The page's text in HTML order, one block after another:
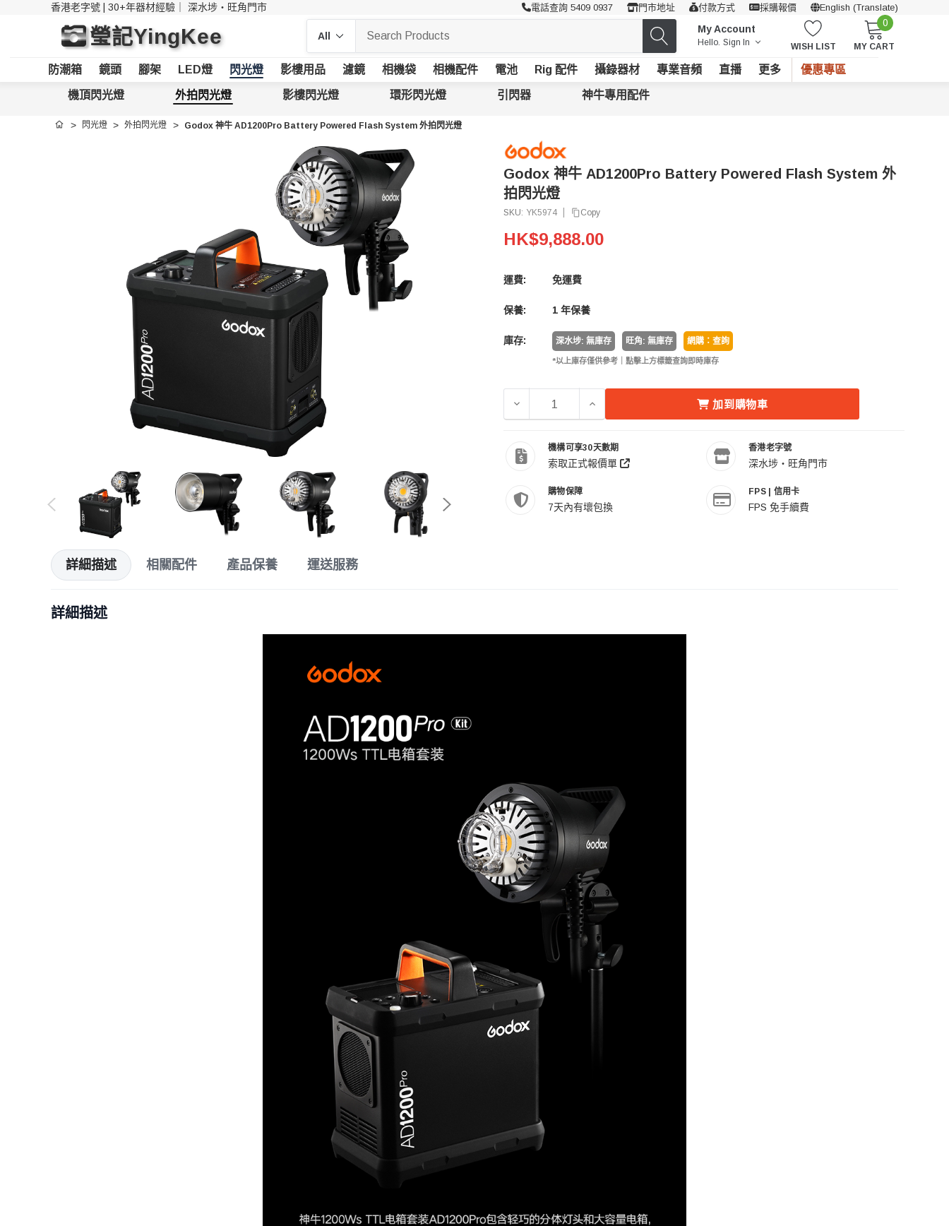
香港老字號 | 30+年器材經驗｜ 深水埗・旺角門市 電話查詢 5409 0937 門市地址 付款方式 採購報價 English (Translate)
瑩記YingKee My Account
Hello. Sign In WISH LIST
0
MY CART
防潮箱 鏡頭 腳架 LED燈 閃光燈 影樓用品 濾鏡 相機袋 相機配件 電池 Rig 配件 攝錄器材 專業音頻 直播 更多 優惠專區
機頂閃光燈 外拍閃光燈 影樓閃光燈 環形閃光燈 引閃器 神牛專用配件
首頁 閃光燈 外拍閃光燈 Godox 神牛 AD1200Pro Battery Powered Flash System 外拍閃光燈
Godox 神牛 AD1200Pro Battery Powered Flash System 外
拍閃光燈
SKU: YK5974 Copy
HK$9,888.00
運費: 免運費
保養: 1 年保養
庫存: 深水埗: 無庫存 旺角: 無庫存 網購：查詢
*以上庫存僅供參考｜點擊上方標籤查詢即時庫存
減少 GODOX 神牛 AD1200PRO BATTERY POWERED FLASH SYSTEM 外拍閃光燈
增加 GODOX 神牛 AD1200PRO BATTERY POWERED FLASH
加到購物車
機構可享30天數期
索取正式報價單
香港老字號
深水埗・旺角門市
購物保障
7天內有壞包換
FPS | 信用卡
FPS 免手續費
詳細描述 相關配件 產品保養 運送服務
詳細描述